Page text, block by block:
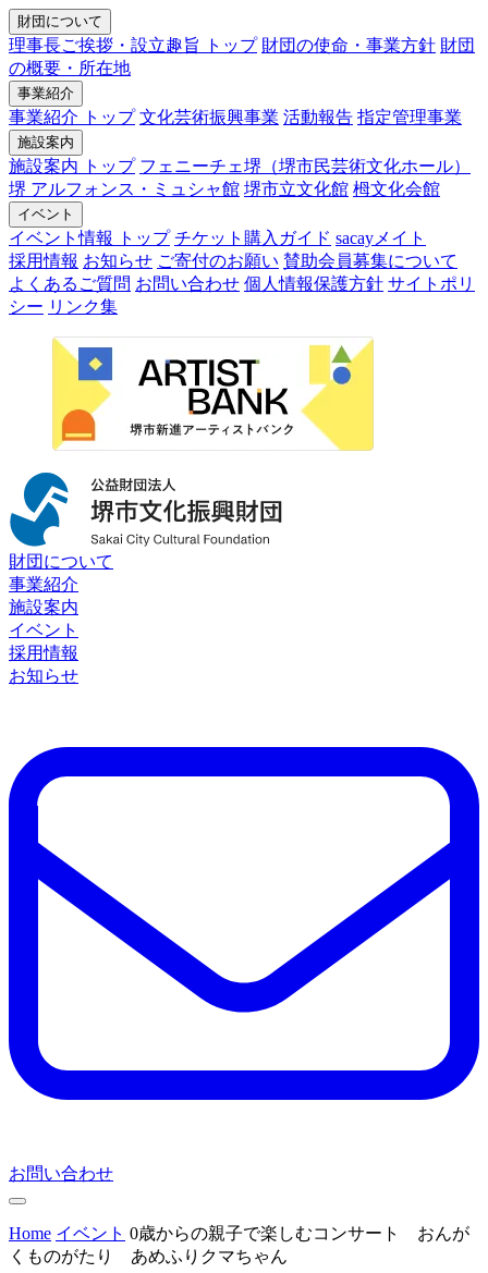
財団について
理事長ご挨拶・設立趣旨 トップ 財団の使命・事業方針 財団
の概要・所在地
事業紹介
事業紹介 トップ 文化芸術振興事業 活動報告 指定管理事業
施設案内
施設案内 トップ フェニーチェ堺（堺市民芸術文化ホール）
堺 アルフォンス・ミュシャ館 堺市立文化館 栂文化会館
イベント
イベント情報 トップ チケット購入ガイド sacayメイト
採用情報 お知らせ ご寄付のお願い 賛助会員募集について
よくあるご質問 お問い合わせ 個人情報保護方針 サイトポリ
シー リンク集
財団について
事業紹介
施設案内
イベント
採用情報
お知らせ
お問い合わせ
Home イベント 0歳からの親子で楽しむコンサート おんが
くものがたり あめふりクマちゃん